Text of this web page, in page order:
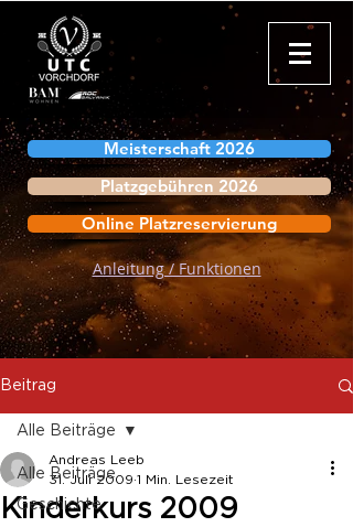
Meisterschaft 2026
Platzgebühren 2026
Online Platzreservierung
Anleitung / Funktionen
Beitrag
Alle Beiträge
Geschichte
Alle Beiträge
Kinderkurs 2009
Andreas Leeb
31. Juli 2009 1 Min. Lesezeit